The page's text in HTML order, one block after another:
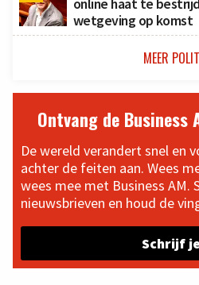
wetgeving op komst
MEER
Ontvang de Business
De wereld verandert snel en
achter de feiten aan. Wees
wees mee met Business AM.
nieuwsbrieven en houd de
Schrijf